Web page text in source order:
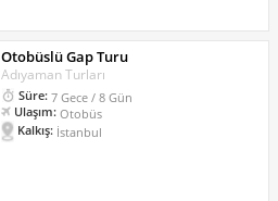
Otobüslü Gap Turu
Adıyaman Turları
Süre: 7 Gece / 8 Gün
Ulaşım: Otobüs
Kalkış: İstanbul